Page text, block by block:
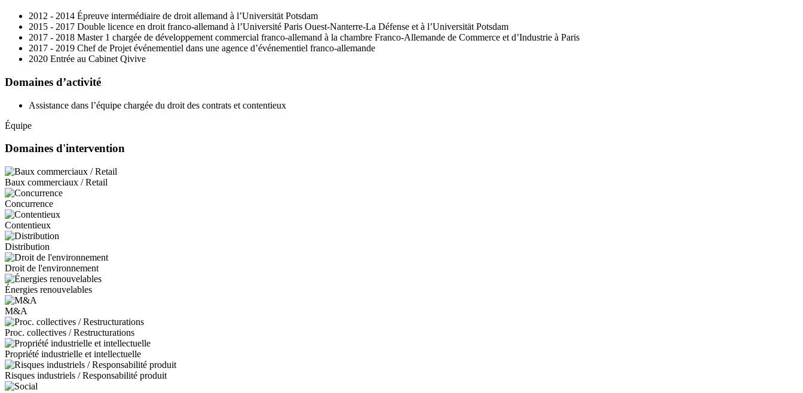
2012 - 2014 Épreuve intermédiaire de droit allemand à l’Universität Potsdam
2015 - 2017 Double licence en droit franco-allemand à l’Université Paris Ouest-Nanterre-La Défense et à l’Universität Potsdam
2017 - 2018 Master 1 chargée de développement commercial franco-allemand à la chambre Franco-Allemande de Commerce et d’Industrie à Paris
2017 - 2019 Chef de Projet événementiel dans une agence d’événementiel franco-allemande
2020 Entrée au Cabinet Qivive
Domaines d’activité
Assistance dans l’équipe chargée du droit des contrats et contentieux
Équipe
Domaines d'intervention
Baux commerciaux / Retail
Concurrence
Contentieux
Distribution
Droit de l'environnement
Énergies renouvelables
M&A
Proc. collectives / Restructurations
Propriété industrielle et intellectuelle
Risques industriels / Responsabilité produit